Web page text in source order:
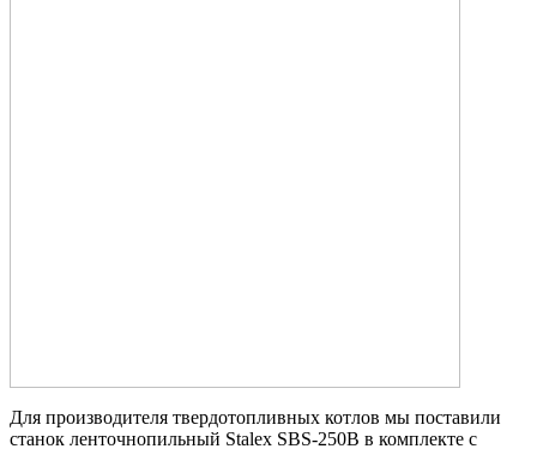
Для производителя твердотопливных котлов мы поставили
станок ленточнопильный Stalex SBS-250B в комплекте с